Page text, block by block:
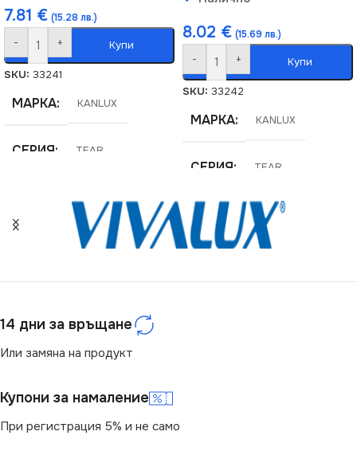
7.81 € (15.28 лв.)
- + Купи
SKU: 33241
МАРКА KANLUX
СЕРИЯ TEAR
СТЕПЕН НА ЗАЩИТА
НАПРЕЖЕНИЕ (V)
220V
8.02 € (15.69 лв.)
- + Купи
SKU: 33242
МАРКА KANLUX
СЕРИЯ TEAR
СТЕПЕН НА ЗАЩИТА
14 дни за връщане
Или замяна на продукт
Купони за намаление
При регистрация 5% и не само